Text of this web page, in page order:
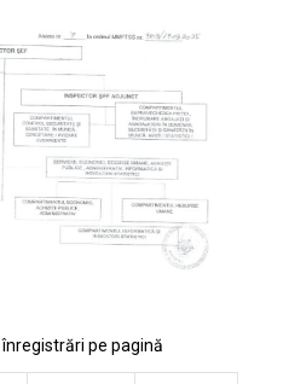
înregistrări pe pagină